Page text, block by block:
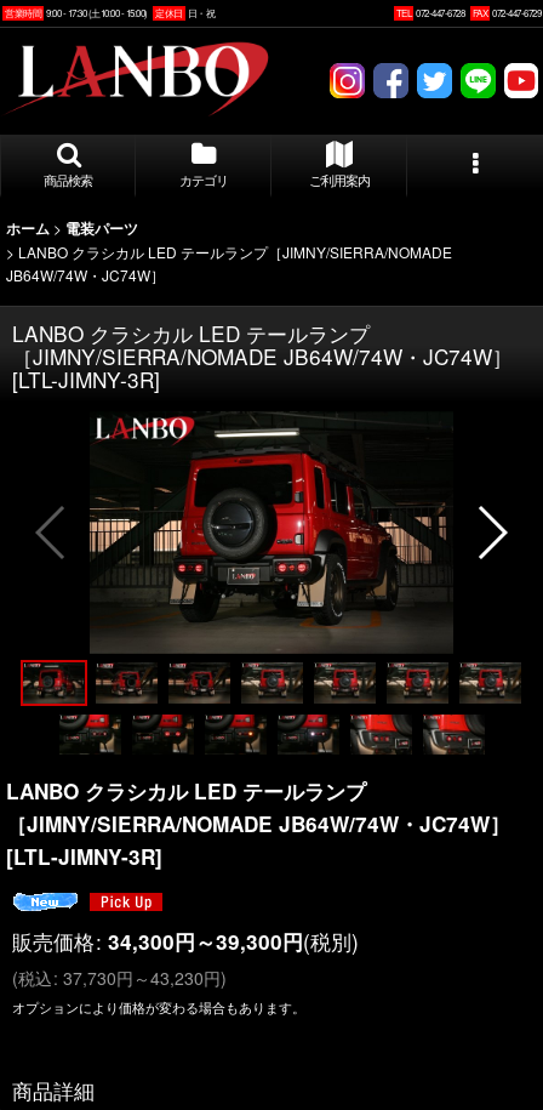
営業時間 9:00 - 17:30 (土10:00 - 15:00) 定休日 日・祝 TEL 072-447-6728 FAX 072-447-6729
商品検索 カテゴリ ご利用案内
ホーム > 電装パーツ
> LANBO クラシカル LED テールランプ［JIMNY/SIERRA/NOMADE
JB64W/74W・JC74W］
LANBO クラシカル LED テールランプ
［JIMNY/SIERRA/NOMADE JB64W/74W・JC74W］
[LTL-JIMNY-3R]
LANBO クラシカル LED テールランプ
［JIMNY/SIERRA/NOMADE JB64W/74W・JC74W］
[LTL-JIMNY-3R]
販売価格: 34,300円～39,300円(税別)
(税込: 37,730円 ～43,230円)
オプションにより価格が変わる場合もあります。
商品詳細